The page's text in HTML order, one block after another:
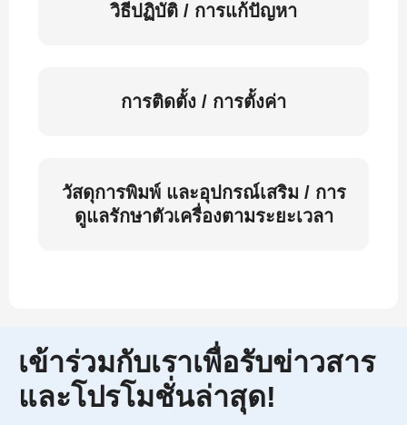
วิธีปฏิบัติ / การแก้ปัญหา
การติดตั้ง / การตั้งค่า
วัสดุการพิมพ์ และอุปกรณ์เสริม / การ
ดูแลรักษาตัวเครื่องตามระยะเวลา
เข้าร่วมกับเราเพื่อรับข่าวสาร
และโปรโมชั่นล่าสุด!